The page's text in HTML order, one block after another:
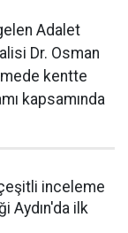
Adalet
Dr. Osman
kentte
kapsamında
çeşitli inceleme
Aydın'da ilk